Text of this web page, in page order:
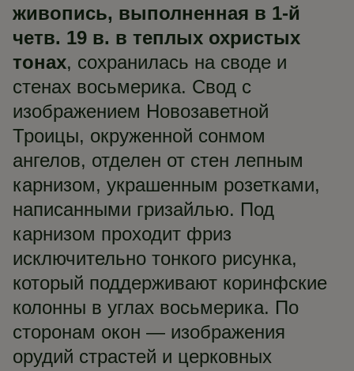
живопись, выполненная в 1-й
четв. 19 в. в теплых охристых
тонах, сохранилась на своде и
стенах восьмерика. Свод с
изображением Новозаветной
Троицы, окруженной сонмом
ангелов, отделен от стен лепным
карнизом, украшенным розетками,
написанными гризайлью. Под
карнизом проходит фриз
исключительно тонкого рисунка,
который поддерживают коринфские
колонны в углах восьмерика. По
сторонам окон — изображения
орудий страстей и церковных